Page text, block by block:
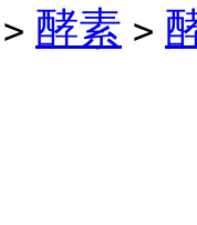
> 酵素 >